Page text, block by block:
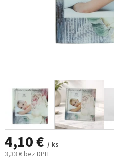
4,10 € / ks
3,33 € bez DPH